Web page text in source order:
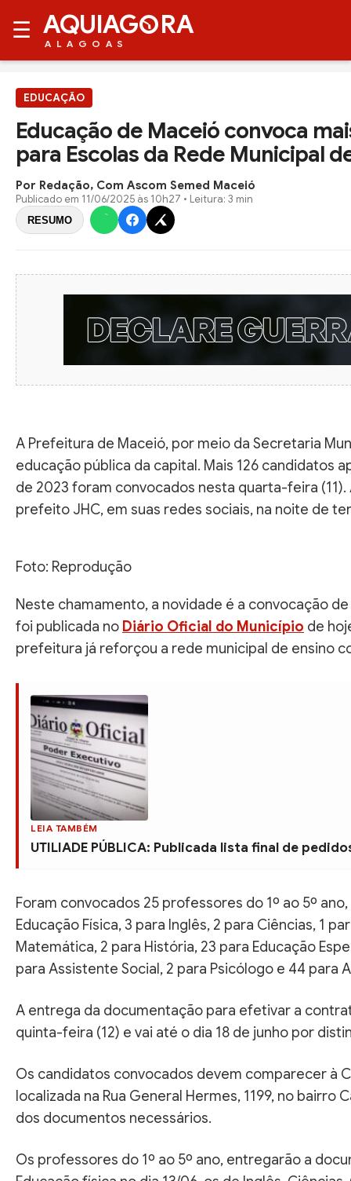
☰ AQUIAG RA
ALAGOAS
EDUCAÇÃO
Educação de Maceió convoca
para Escolas da Rede Municipal
Por Redação, Com Ascom Semed Maceió
Publicado em 11/06/2025 às 10h27 • Leitura: 3 min
RESUMO
A Prefeitura de Maceió, por meio da Secretaria
educação pública da capital. Mais 126 candidatos
de 2023 foram convocados nesta quarta-feira
prefeito JHC, em suas redes sociais, na noite de
Foto: Reprodução
Neste chamamento, a novidade é a convocação
foi publicada no Diário Oficial do Município de
prefeitura já reforçou a rede municipal de ensino
LEIA TAMBÉM
UTILIADE PÚBLICA: Publicada lista final de
Foram convocados 25 professores do 1º ao 5º
Educação Física, 3 para Inglês, 2 para Ciências, 1
Matemática, 2 para História, 23 para Educação
para Assistente Social, 2 para Psicólogo e 44 para
A entrega da documentação para efetivar a
quinta-feira (12) e vai até o dia 18 de junho por
Os candidatos convocados devem comparecer à
localizada na Rua General Hermes, 1199, no
dos documentos necessários.
Os professores do 1º ao 5º ano, entregarão a